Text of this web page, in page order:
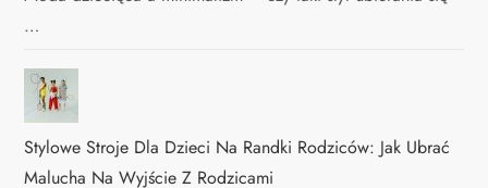
…
Stylowe Stroje Dla Dzieci Na Randki Rodziców: Jak Ubrać
Malucha Na Wyjście Z Rodzicami